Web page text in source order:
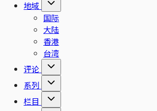
地域
国际
大陆
香港
台湾
评论
系列
栏目